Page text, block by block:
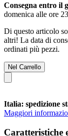
Consegna entro il
domenica alle ore
Di questo articolo
altri! La data di
ordinati più pezzi.
Nel Carrello
Italia: spedizione
Maggiori
Caratteristiche